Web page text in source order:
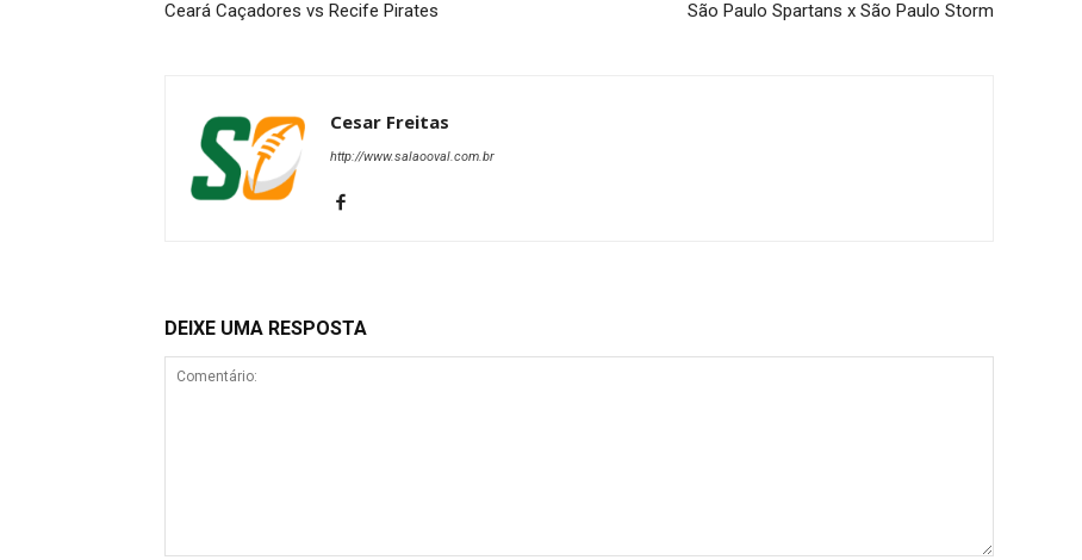
Ceará Caçadores vs Recife Pirates São Paulo Spartans x São Paulo Storm
Cesar Freitas
http://www.salaooval.com.br
DEIXE UMA RESPOSTA